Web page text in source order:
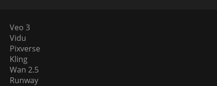
Veo 3
Vidu
Pixverse
Kling
Wan 2.5
Runway